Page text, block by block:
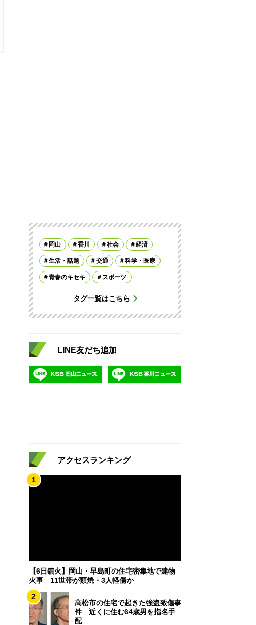
岡山 香川 社会 経済
生活・話題 交通 科学・医療
青春のキセキ スポーツ
タグ一覧はこちら
LINE友だち追加
アクセスランキング
1
【6日鎮火】岡山・早島町の住宅密集地で建物
火事 11世帯が類焼・3人軽傷か
2
高松市の住宅で起きた強盗致傷事
件 近くに住む64歳男を指名手
配